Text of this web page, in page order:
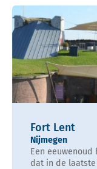
Fort Lent
Nijmegen
Een
dat in de